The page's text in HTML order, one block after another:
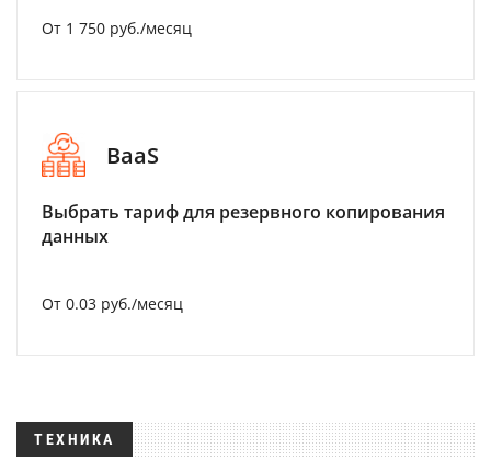
От 1 750 руб./месяц
BaaS
Выбрать тариф для резервного копирования
данных
От 0.03 руб./месяц
ТЕХНИКА